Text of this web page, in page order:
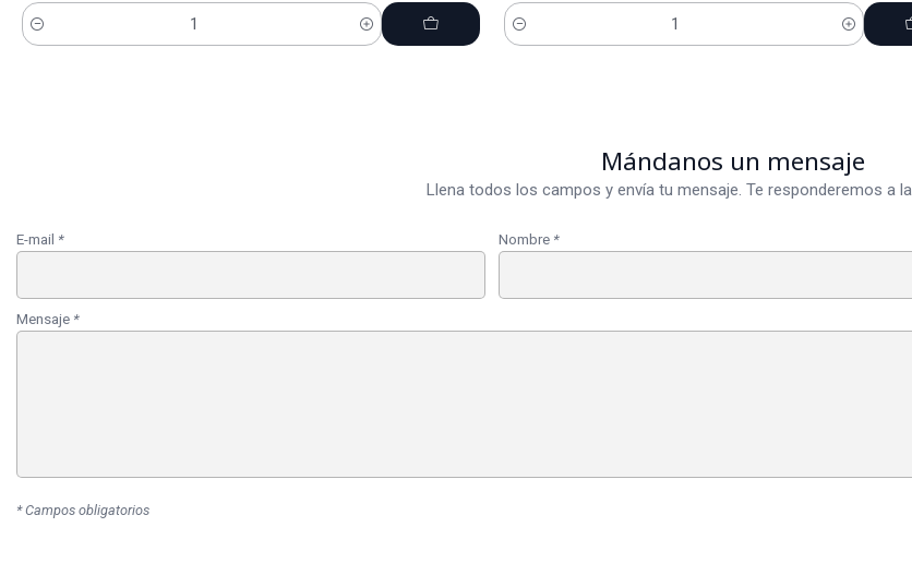
Cantidad Cantidad
Mándanos un mensaje
Llena todos los campos y envía tu mensaje. Te responderemos a
E-mail * Nombre *
Mensaje *
* Campos obligatorios